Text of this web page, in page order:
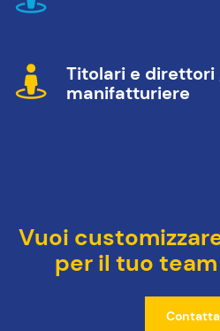
Titolari e direttori
manifatturiere
Vuoi
per il tuo